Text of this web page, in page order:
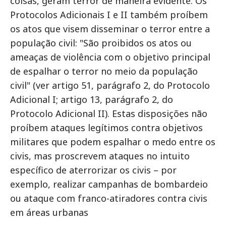
Protocolos Adicionais I e II também proíbem
os atos que visem disseminar o terror entre a
população civil: "São proibidos os atos ou
ameaças de violência com o objetivo principal
de espalhar o terror no meio da população
civil" (ver artigo 51, parágrafo 2, do Protocolo
Adicional I; artigo 13, parágrafo 2, do
Protocolo Adicional II). Estas disposições não
proíbem ataques legítimos contra objetivos
militares que podem espalhar o medo entre os
civis, mas proscrevem ataques no intuito
específico de aterrorizar os civis – por
exemplo, realizar campanhas de bombardeio
ou ataque com franco-atiradores contra civis
em áreas urbanas